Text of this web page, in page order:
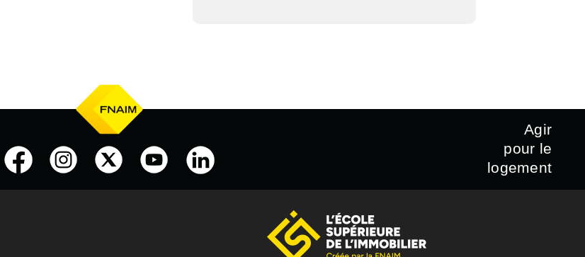
Agir
pour le
logement